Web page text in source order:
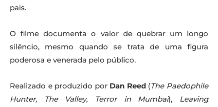
pais.
O filme documenta o valor de quebrar um longo
silêncio, mesmo quando se trata de uma figura
poderosa e venerada pelo público.
Realizado e produzido por Dan Reed(The Paedophile
Hunter, The Valley, Terror in Mumbai), Leaving